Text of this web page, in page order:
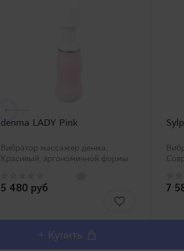
denma LADY Pink
Вибратор массажер денма.
Красивый, эргономичной формы
Материал - безопасный силикон,
приятный на ощупь. В каталоге
..
5 480 руб
+ Купить
7